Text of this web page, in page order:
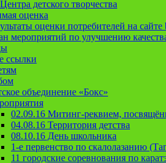
детского творчества
оценка
оценки потребителей на сайте
мероприятий по улучшению
ссылки
объединение «Бокс»
02.09.16 Митинг-реквием,
04.08.16 Территория детства
08.10.16 День школьника
1-е первенство по скалолазанию
11 городские соревнования по